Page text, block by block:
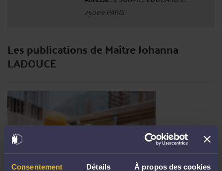
Consentement Détails À propos des cookies
75009 PARIS
Les publications de Maître Johanna
LADOUCE